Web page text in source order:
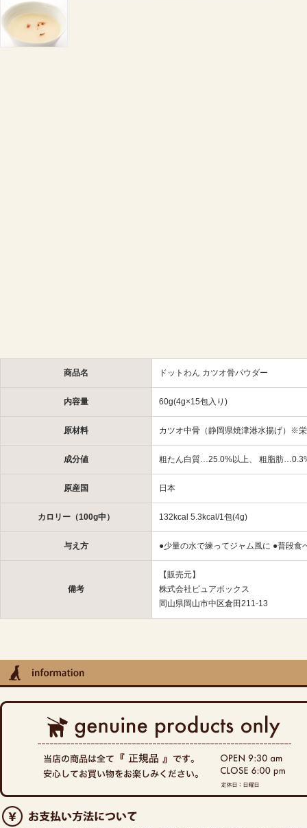
商品名 ドットわん カツオ骨パウダー
内容量 60g(4g×15包入り)
原材料 カツオ中骨（静岡県焼津港水揚げ）※
成分値 粗たん白質…25.0%以上、 粗脂肪
原産国 日本
カロリー（100g中） 132kcal 5.3kcal/1包(4g)
与え方 ●少量の水で練ってジャム風に ●普段
備考
【販売元】
株式会社ピュアボックス
岡山県岡山市中区倉田211-13